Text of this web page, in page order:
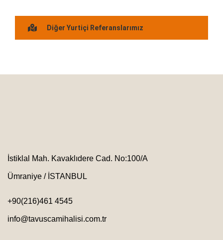
Diğer Yurtiçi Referanslarımız
İstiklal Mah. Kavaklıdere Cad. No:100/A
Ümraniye / İSTANBUL
+90(216)461 4545
info@tavuscamihalisi.com.tr